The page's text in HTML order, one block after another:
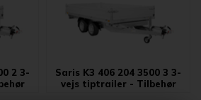
2 3-
Saris K3 406 204 3500 3 3-
vejs tiptrailer - Tilbehør